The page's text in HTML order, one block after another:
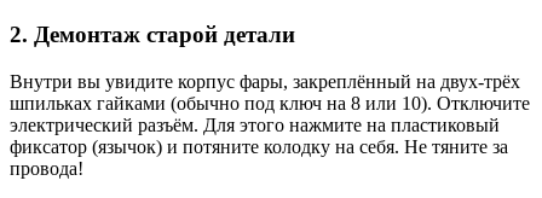
2. Демонтаж старой детали
Внутри вы увидите корпус фары, закреплённый на двух-трёх
шпильках гайками (обычно под ключ на 8 или 10). Отключите
электрический разъём. Для этого нажмите на пластиковый
фиксатор (язычок) и потяните колодку на себя. Не тяните за
провода!